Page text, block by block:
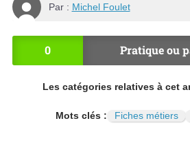
Par : Michel Foulet
0 Pratique ou
Les catégories relatives à cet
Mots clés : Fiches métiers